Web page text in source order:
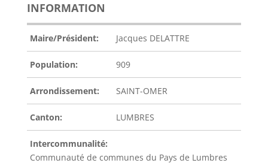
INFORMATION
Maire/Président: Jacques DELATTRE
Population: 909
Arrondissement: SAINT-OMER
Canton: LUMBRES
Intercommunalité:
Communauté de communes du Pays de Lumbres